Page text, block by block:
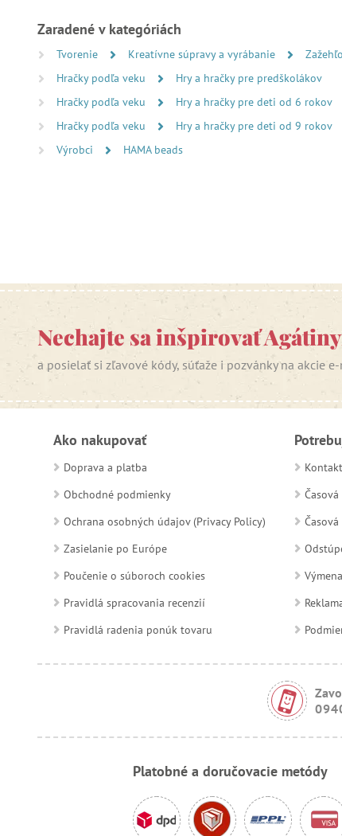
Zaradené v kategóriách
Tvorenie Kreatívne súpravy a vyrábanie
Hračky podľa veku
Hry a hračky pre predškolákov
Hračky podľa veku
Hry a hračky pre deti od 6 rokov
Hračky podľa veku
Hry a hračky pre deti od 9 rokov
Výrobci
HAMA beads
Nechajte sa inšpirovať
a posielať si zľavové kódy, súťaže i pozvánky na akcie
Ako nakupovať
Doprava a platba
Obchodné podmienky
Ochrana osobných údajov (Privacy Policy)
Zasielanie po Európe
Poučenie o súboroch cookies
Pravidlá spracovania recenzií
Pravidlá radenia ponúk tovaru
Platobné a doručovacie metódy